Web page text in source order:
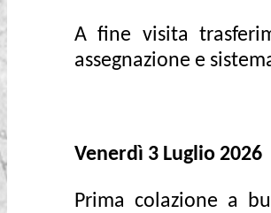
A fine visita
assegnazione e
Venerdì 3 Luglio 2026
Prima colazione a